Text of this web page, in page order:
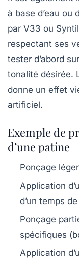
à base d’eau ou
par V33 ou
respectant ses
tester d’abord
tonalité désirée.
donne un effet
artificiel.
Exemple de
d’une patine
Ponçage
Application
d’un temps
Ponçage
spécifiques
Application